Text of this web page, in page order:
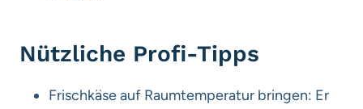
Nützliche Profi-Tipps
Frischkäse auf Raumtemperatur bringen: Er